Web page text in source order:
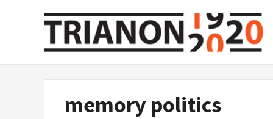
memory politics